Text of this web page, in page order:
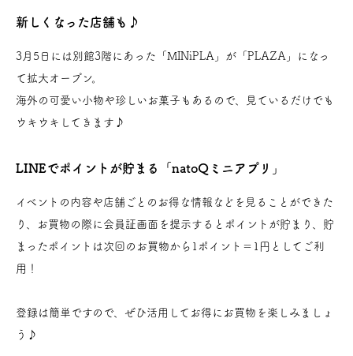
新しくなった店舗も♪
3月5日には別館3階にあった「MINiPLA」が「PLAZA」になっ
て拡大オープン。
海外の可愛い小物や珍しいお菓子もあるので、見ているだけでも
ウキウキしてきます♪
LINEでポイントが貯まる「natoQミニアプリ」
イベントの内容や店舗ごとのお得な情報などを見ることができた
り、お買物の際に会員証画面を提示するとポイントが貯まり、貯
まったポイントは次回のお買物から1ポイント＝1円としてご利
用！
登録は簡単ですので、ぜひ活用してお得にお買物を楽しみましょ
う♪